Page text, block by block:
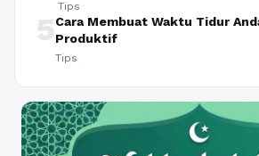
Tips
5Cara Membuat Waktu Tidur
Produktif
Tips